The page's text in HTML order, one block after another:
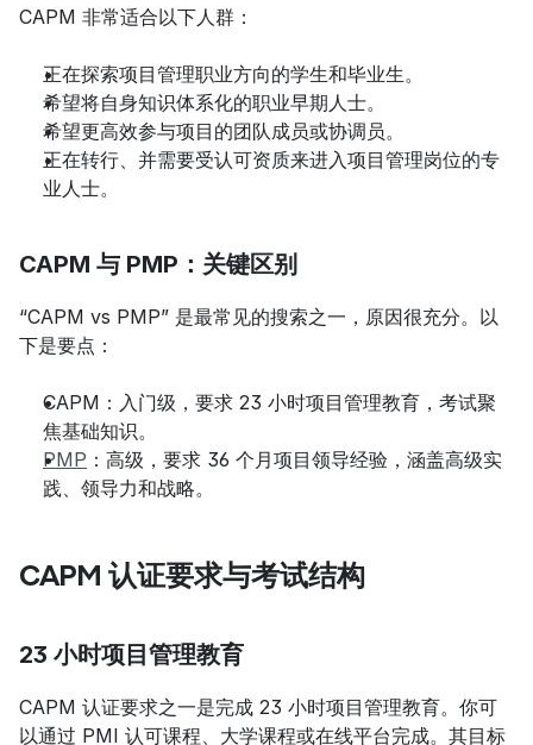
CAPM 非常适合以下人群：
正在探索项目管理职业方向的学生和毕业生。
希望将自身知识体系化的职业早期人士。
希望更高效参与项目的团队成员或协调员。
正在转行、并需要受认可资质来进入项目管理岗位的专
业人士。
CAPM 与 PMP：关键区别
“CAPM vs PMP” 是最常见的搜索之一，原因很充分。以
下是要点：
CAPM：入门级，要求 23 小时项目管理教育，考试聚
焦基础知识。
PMP ：高级，要求 36 个月项目领导经验，涵盖高级实
践、领导力和战略。
CAPM 认证要求与考试结构
23 小时项目管理教育
CAPM 认证要求之一是完成 23 小时项目管理教育。你可
以通过 PMI 认可课程、大学课程或在线平台完成。其目标